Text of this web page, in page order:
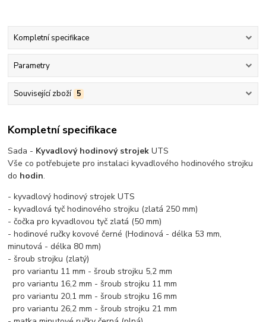
Kompletní specifikace
Parametry
Související zboží 5
Kompletní specifikace
Sada - Kyvadlový hodinový strojek UTS
Vše co potřebujete pro instalaci kyvadlového hodinového strojku
do hodin.
- kyvadlový hodinový strojek UTS
- kyvadlová tyč hodinového strojku (zlatá 250 mm)
- čočka pro kyvadlovou tyč zlatá (50 mm)
- hodinové ručky kovové černé (Hodinová - délka 53 mm,
minutová - délka 80 mm)
- šroub strojku (zlatý)
pro variantu 11 mm - šroub strojku 5,2 mm
pro variantu 16,2 mm - šroub strojku 11 mm
pro variantu 20,1 mm - šroub strojku 16 mm
pro variantu 26,2 mm - šroub strojku 21 mm